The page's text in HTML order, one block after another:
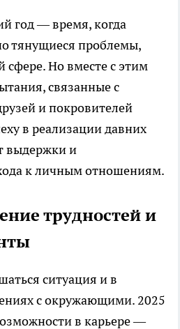
год — время, когда
тянущиеся проблемы,
сфере. Но вместе с этим
связанные с
и покровителей
в реализации давних
выдержки и
к личным отношениям.
трудностей и
ситуация и в
с окружающими. 2025
в карьере —